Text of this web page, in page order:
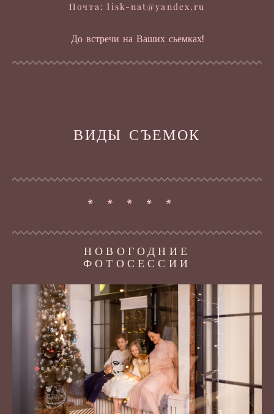
Почта: lisk-nat@yandex.ru
До встречи на Ваших сьемках!
ВИДЫ СЪЕМОК
* * * * *
НОВОГОДНИЕ
ФОТОСЕССИИ